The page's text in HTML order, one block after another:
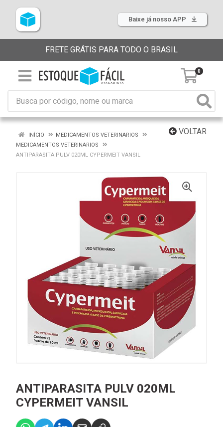
Baixe já nosso APP
FRETE GRÁTIS PARA TODO O BRASIL
0
VOLTAR
INÍCIO
MEDICAMENTOS VETERINARIOS
MEDICAMENTOS VETERINARIOS
ANTIPARASITA PULV 020ML CYPERMEIT VANSIL
ANTIPARASITA PULV 020ML
CYPERMEIT VANSIL